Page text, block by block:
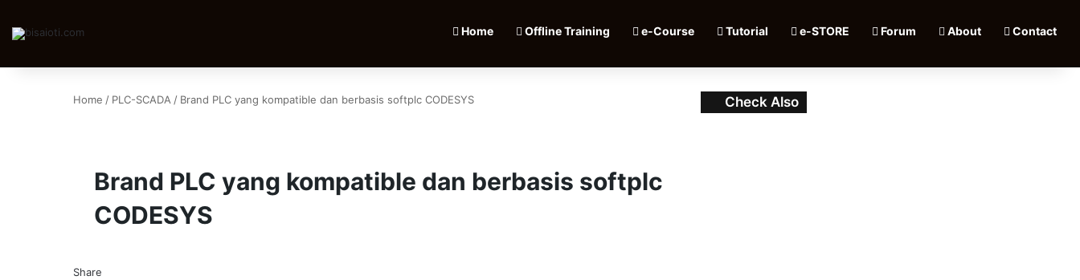
Home Offline Training e-Course Tutorial e-STORE Forum About Contact
Home / PLC-SCADA / Brand PLC yang kompatible dan berbasis softplc CODESYS
Brand PLC yang kompatible dan berbasis softplc
CODESYS
Share
Check Also